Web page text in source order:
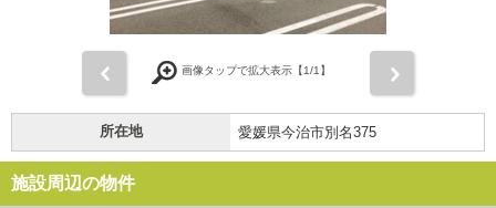
画像タップで拡大表示【1/1】
所在地 愛媛県今治市別名375
施設周辺の物件